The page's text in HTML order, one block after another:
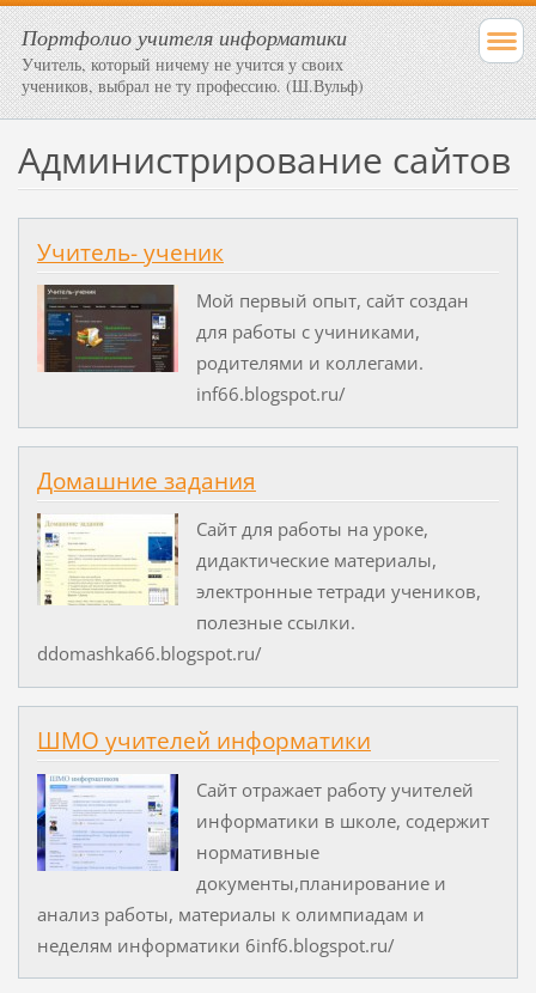
Портфолио учителя информатики
Учитель, который ничему не учится у своих
учеников, выбрал не ту профессию. (Ш.Вульф)
Администрирование сайтов
Учитель- ученик
Мой первый опыт, сайт создан
для работы с учиниками,
родителями и коллегами.
inf66.blogspot.ru/
Домашние задания
Сайт для работы на уроке,
дидактические материалы,
электронные тетради учеников,
полезные ссылки.
ddomashka66.blogspot.ru/
ШМО учителей информатики
Сайт отражает работу учителей
информатики в школе, содержит
нормативные
документы,планирование и
анализ работы, материалы к олимпиадам и
неделям информатики 6inf6.blogspot.ru/